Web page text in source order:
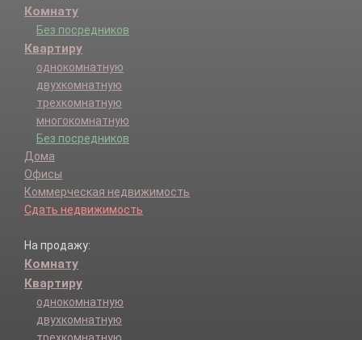
Комнату
Без посредников
Квартиру
однокомнатную
двухкомнатную
трехкомнатную
многокомнатную
Без посредников
Дома
Офисы
Коммерческая недвижимость
Сдать недвижимость
На продажу:
Комнату
Квартиру
однокомнатную
двухкомнатную
трехкомнатную